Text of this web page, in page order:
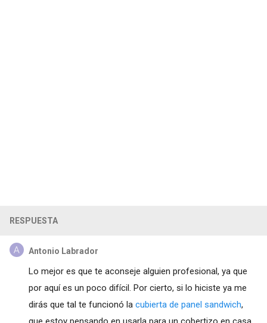
RESPUESTA
Antonio Labrador
Lo mejor es que te aconseje alguien profesional, ya que
por aquí es un poco difícil. Por cierto, si lo hiciste ya me
dirás que tal te funcionó lacubierta de panel sandwich,